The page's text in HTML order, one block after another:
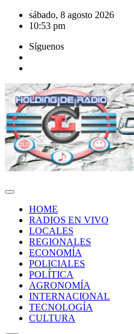
Saltar
sábado, 8 agosto 2026
10:53 pm
Síguenos
HOME
RADIOS EN VIVO
LOCALES
REGIONALES
ECONOMÍA
POLICIALES
POLÍTICA
AGRONOMÍA
INTERNACIONAL
TECNOLOGÍA
CULTURA